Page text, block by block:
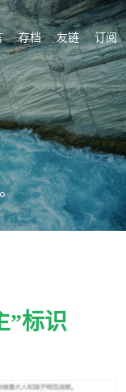
存档 友链 订阅
”标识